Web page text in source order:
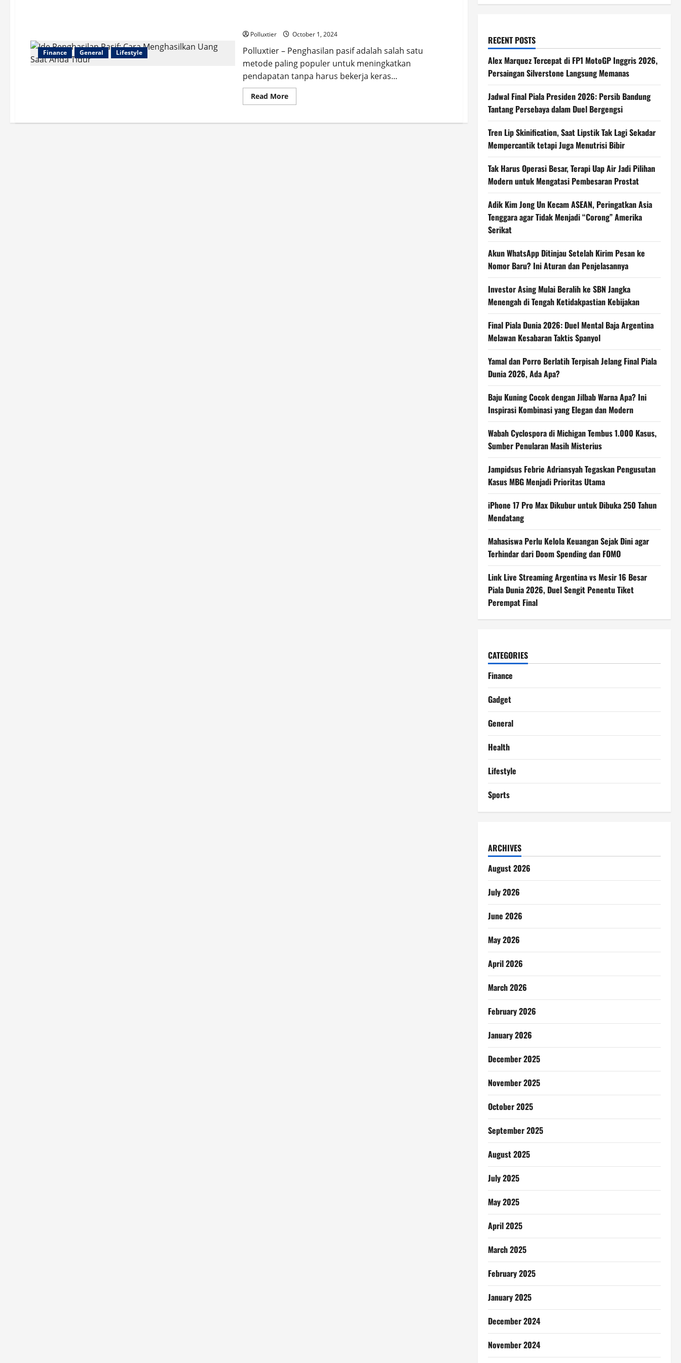
Finance General Lifestyle
Polluxtier October 1, 2024
Polluxtier – Penghasilan pasif adalah salah satu
metode paling populer untuk meningkatkan
pendapatan tanpa harus bekerja keras...
Read MoreRead
more
Penghasilan
RECENT POSTS
Alex Marquez Tercepat di FP1 MotoGP Inggris 2026,
Persaingan Silverstone Langsung Memanas
Jadwal Final Piala Presiden 2026: Persib Bandung
Tantang Persebaya dalam Duel Bergengsi
Tren Lip Skinification, Saat Lipstik Tak Lagi Sekadar
Mempercantik tetapi Juga Menutrisi Bibir
Tak Harus Operasi Besar, Terapi Uap Air Jadi Pilihan
Modern untuk Mengatasi Pembesaran Prostat
Adik Kim Jong Un Kecam ASEAN, Peringatkan Asia
Tenggara agar Tidak Menjadi “Corong” Amerika
Serikat
Akun WhatsApp Ditinjau Setelah Kirim Pesan ke
Nomor Baru? Ini Aturan dan Penjelasannya
Investor Asing Mulai Beralih ke SBN Jangka
Menengah di Tengah Ketidakpastian Kebijakan
Final Piala Dunia 2026: Duel Mental Baja Argentina
Melawan Kesabaran Taktis Spanyol
Yamal dan Porro Berlatih Terpisah Jelang Final Piala
Dunia 2026, Ada Apa?
Baju Kuning Cocok dengan Jilbab Warna Apa? Ini
Inspirasi Kombinasi yang Elegan dan Modern
Wabah Cyclospora di Michigan Tembus 1.000 Kasus,
Sumber Penularan Masih Misterius
Jampidsus Febrie Adriansyah Tegaskan Pengusutan
Kasus MBG Menjadi Prioritas Utama
iPhone 17 Pro Max Dikubur untuk Dibuka 250 Tahun
Mendatang
Mahasiswa Perlu Kelola Keuangan Sejak Dini agar
Terhindar dari Doom Spending dan FOMO
Link Live Streaming Argentina vs Mesir 16 Besar
Piala Dunia 2026, Duel Sengit Penentu Tiket
Perempat Final
CATEGORIES
Finance
Gadget
General
Health
Lifestyle
Sports
ARCHIVES
August 2026
July 2026
June 2026
May 2026
April 2026
March 2026
February 2026
January 2026
December 2025
November 2025
October 2025
September 2025
August 2025
July 2025
May 2025
April 2025
March 2025
February 2025
January 2025
December 2024
November 2024